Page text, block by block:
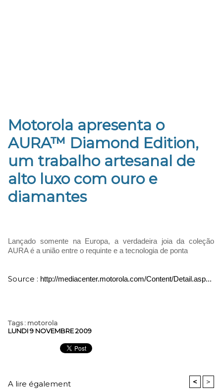
Motorola apresenta o
AURA™ Diamond Edition,
um trabalho artesanal de
alto luxo com ouro e
diamantes
Lançado somente na Europa, a verdadeira joia da coleção
AURA é a união entre o requinte e a tecnologia de ponta
Source : http://mediacenter.motorola.com/Content/Detail.asp...
Tags: motorola
LUNDI 9 NOVEMBRE 2009
A lire également < >